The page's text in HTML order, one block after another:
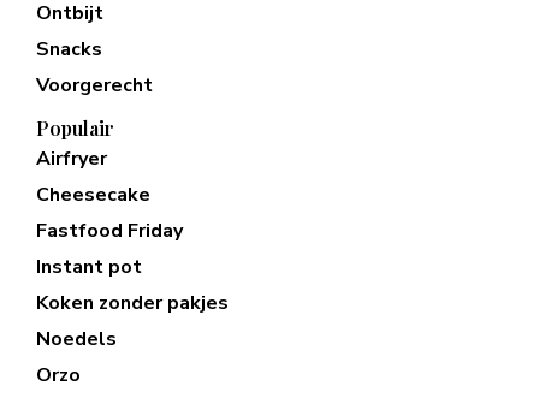
Ontbijt
Snacks
Voorgerecht
Populair
Airfryer
Cheesecake
Fastfood Friday
Instant pot
Koken zonder pakjes
Noedels
Orzo